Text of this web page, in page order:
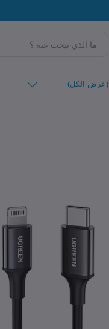
(عرض الكل)